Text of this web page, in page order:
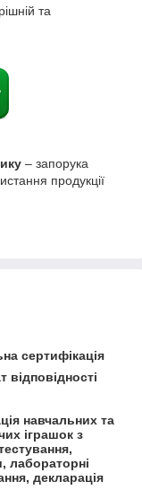
та
– запорука
продукції
сертифікація
відповідності
навчальних та
іграшок з
лабораторні
декларація